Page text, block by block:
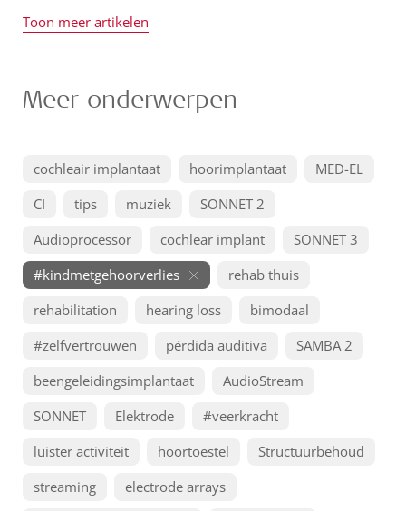
Toon meer artikelen
Meer onderwerpen
cochleair implantaat hoorimplantaat
MED-EL
CI
tips muziek
SONNET 2
Audioprocessor
cochlear implant
SONNET 3
#kindmetgehoorverlies
rehab thuis
rehabilitation
hearing loss
bimodaal
#zelfvertrouwen
pérdida auditiva
SAMBA 2
beengeleidingsimplantaat
AudioStream
SONNET
Elektrode
#veerkracht
luister activiteit
hoortoestel
Structuurbehoud
streaming
electrode arrays